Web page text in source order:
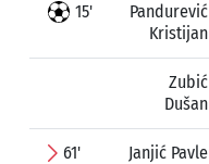
15'
Pandurević
Kristijan
Zubić
Dušan
61' Janjić Pavle